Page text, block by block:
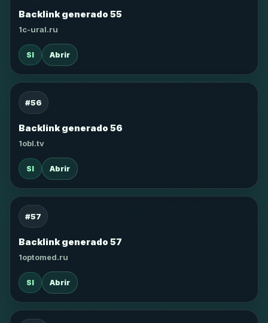
Backlink generado 55
1c-ural.ru
SI Abrir
#56
Backlink generado 56
1obl.tv
SI Abrir
#57
Backlink generado 57
1optomed.ru
SI Abrir